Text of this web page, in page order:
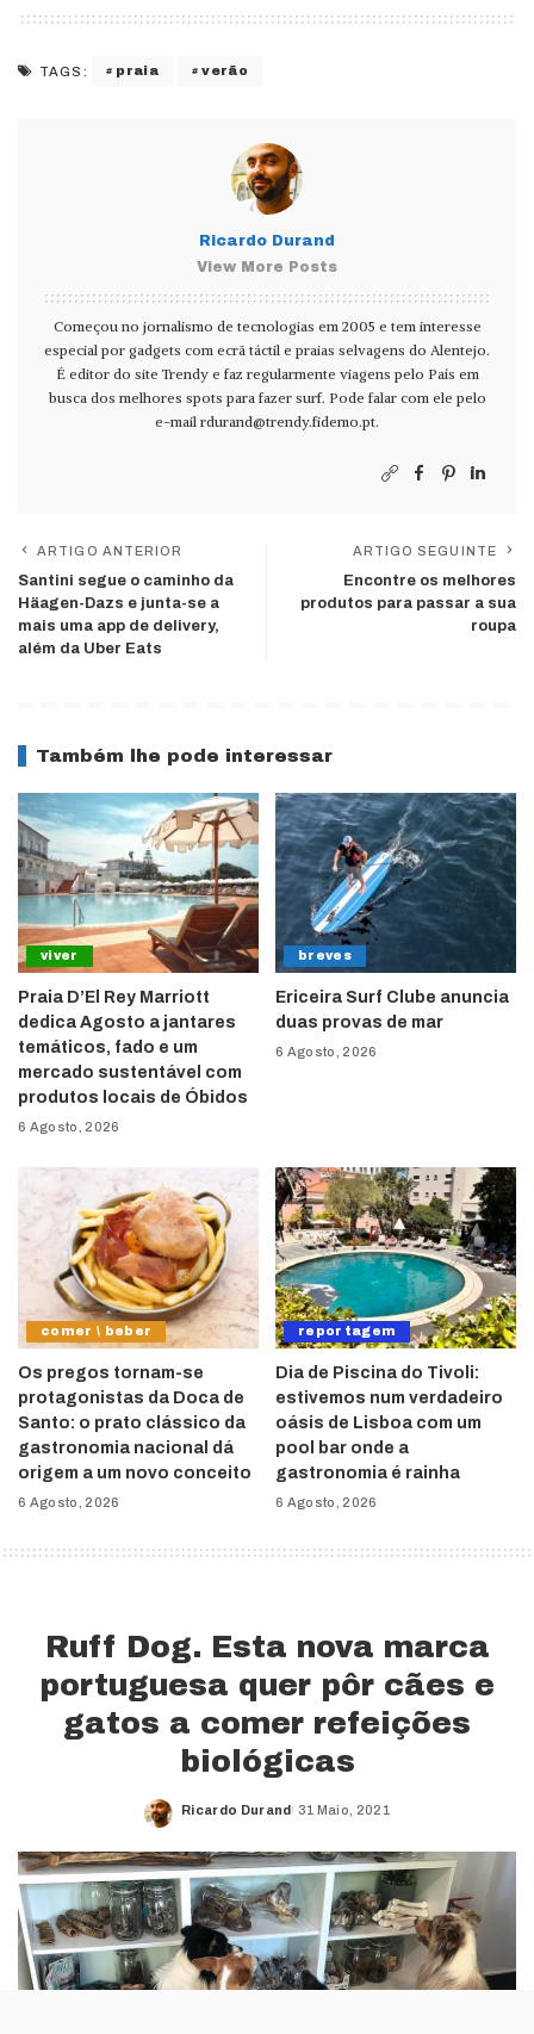
TAGS: praia verão
Ricardo Durand
View More Posts
Começou no jornalismo de tecnologias em 2005 e tem interesse
especial por gadgets com ecrã táctil e praias selvagens do Alentejo.
É editor do site Trendy e faz regularmente viagens pelo País em
busca dos melhores spots para fazer surf. Pode falar com ele pelo
e-mail rdurand@trendy.fidemo.pt.
ARTIGO ANTERIOR
Santini segue o caminho da
Häagen-Dazs e junta-se a
mais uma app de delivery,
além da Uber Eats
ARTIGO SEGUINTE
Encontre os melhores
produtos para passar a sua
roupa
Também lhe pode interessar
viver
Praia D’El Rey Marriott
dedica Agosto a jantares
temáticos, fado e um
mercado sustentável com
produtos locais de Óbidos
6 Agosto, 2026
breves
Ericeira Surf Clube anuncia
duas provas de mar
6 Agosto, 2026
comer \ beber
Os pregos tornam-se
protagonistas da Doca de
Santo: o prato clássico da
gastronomia nacional dá
origem a um novo conceito
6 Agosto, 2026
reportagem
Dia de Piscina do Tivoli:
estivemos num verdadeiro
oásis de Lisboa com um
pool bar onde a
gastronomia é rainha
6 Agosto, 2026
Ruff Dog. Esta nova marca
portuguesa quer pôr cães e
gatos a comer refeições
biológicas
Posted
Ricardo Durand 31 Maio, 2021